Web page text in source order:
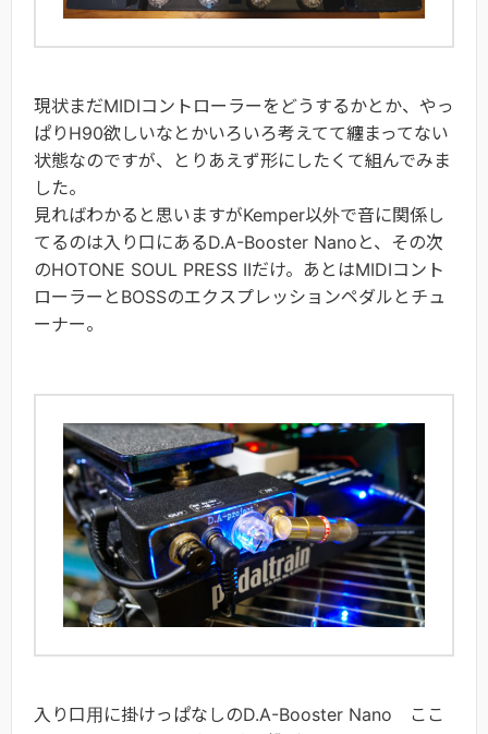
現状まだMIDIコントローラーをどうするかとか、やっ
ぱりH90欲しいなとかいろいろ考えてて纏まってない
状態なのですが、とりあえず形にしたくて組んでみま
した。
見ればわかると思いますがKemper以外で音に関係し
てるのは入り口にあるD.A-Booster Nanoと、その次
のHOTONE SOUL PRESS IIだけ。あとはMIDIコント
ローラーとBOSSのエクスプレッションペダルとチュ
ーナー。
入り口用に掛けっぱなしのD.A-Booster Nano ここ